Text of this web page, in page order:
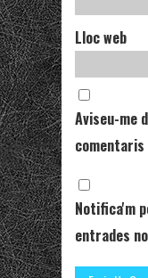
Lloc web
Aviseu-me
Notifica'm
entrades